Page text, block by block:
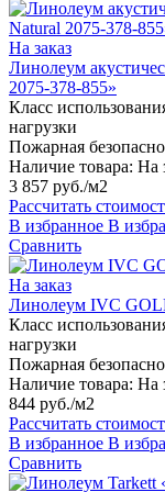
На заказ
Линолеум
2075-378-855»
Класс
нагрузки
Пожарная
Наличие товара: На
3 857 руб./м2
Рассчитать
В избранное В
Сравнить
На заказ
Линолеум IVC
Класс
нагрузки
Пожарная
Наличие товара: На
844 руб./м2
Рассчитать
В избранное В
Сравнить